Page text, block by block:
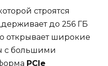
строятся
до 256 ГБ
открывает широкие
с большими
PCIe